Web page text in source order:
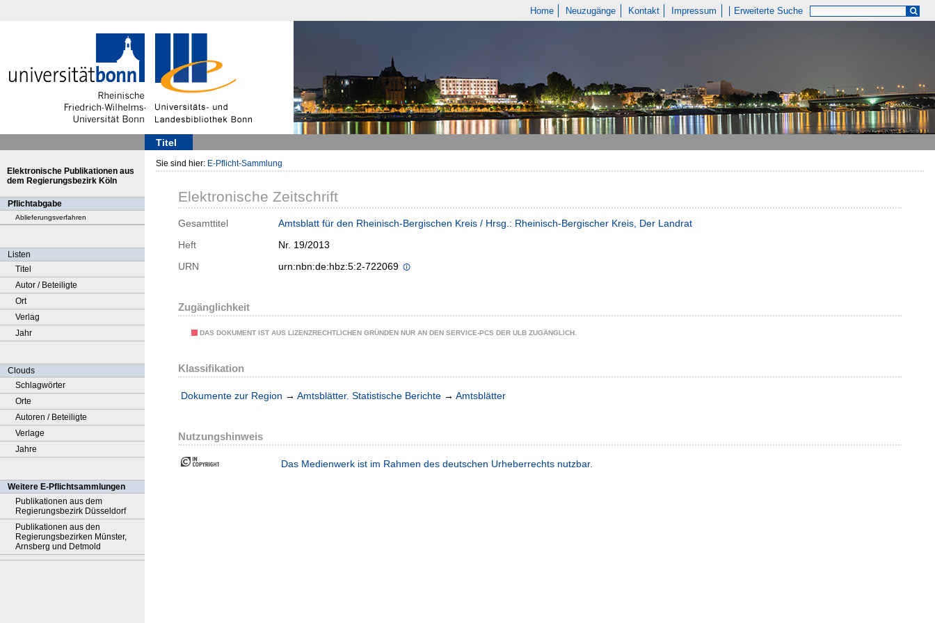
Home Neuzugänge Kontakt Impressum Erweiterte Suche
Titel
Elektronische Publikationen aus
dem Regierungsbezirk Köln
Pflichtabgabe
Ablieferungsverfahren
Listen
Titel
Autor / Beteiligte
Ort
Verlag
Jahr
Clouds
Schlagwörter
Orte
Autoren / Beteiligte
Verlage
Jahre
Weitere E-Pflichtsammlungen
Publikationen aus dem
Regierungsbezirk Düsseldorf
Publikationen aus den
Regierungsbezirken Münster,
Arnsberg und Detmold
Sie sind hier: E-Pflicht-Sammlung
Elektronische Zeitschrift
Gesamttitel
Amtsblatt für den Rheinisch-Bergischen Kreis / Hrsg.: Rheinisch-Bergischer Kreis, Der Landrat
Heft
Nr. 19/2013
URN
urn:nbn:de:hbz:5:2-722069
Zugänglichkeit
DAS DOKUMENT IST AUS LIZENZRECHTLICHEN GRÜNDEN NUR AN DEN SERVICE-PCS DER ULB ZUGÄNGLICH.
Klassifikation
Dokumente zur Region → Amtsblätter. Statistische Berichte → Amtsblätter
Nutzungshinweis
Das Medienwerk ist im Rahmen des deutschen Urheberrechts nutzbar.